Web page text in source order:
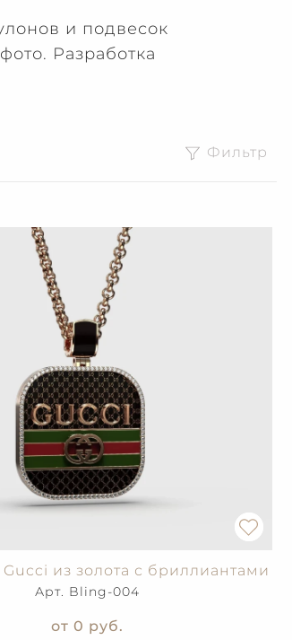
и подвесок
Разработка
Фильтр
из золота с бриллиантами
Арт. Bling-004
от 0 руб.